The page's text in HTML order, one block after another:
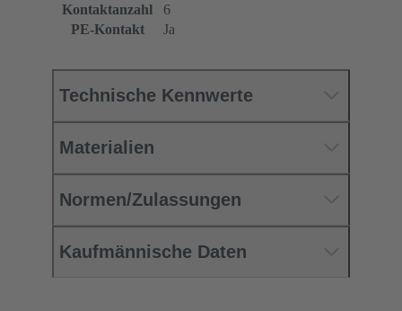
Kontaktanzahl
6
PE-Kontakt
Ja
Technische Kennwerte
Materialien
Normen/Zulassungen
Kaufmännische Daten